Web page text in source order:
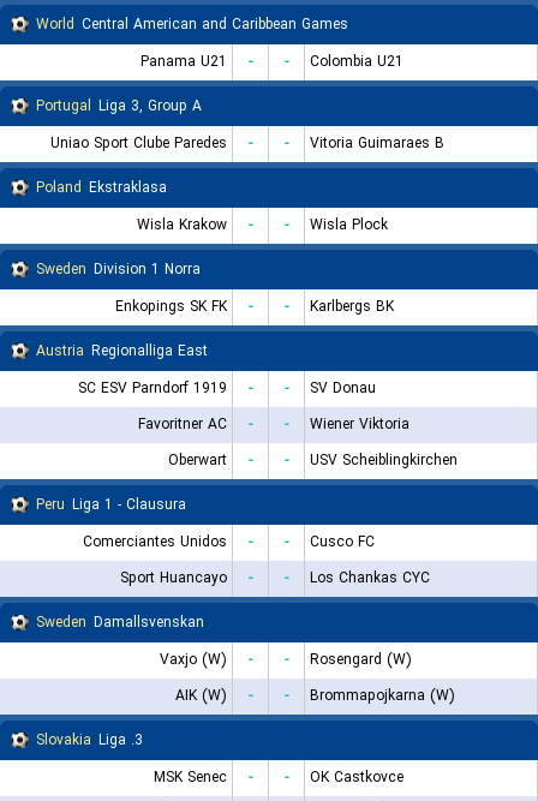
World Central American and Caribbean Games
Panama U21
- -
Colombia U21
Portugal Liga 3, Group A
Uniao Sport Clube Paredes
- -
Vitoria Guimaraes B
Poland Ekstraklasa
Wisla Krakow
- -
Wisla Plock
Sweden Division 1 Norra
Enkopings SK FK
- -
Karlbergs BK
Austria Regionalliga East
SC ESV Parndorf 1919
- -
SV Donau
Favoritner AC
- -
Wiener Viktoria
Oberwart
- -
USV Scheiblingkirchen
Peru Liga 1 - Clausura
Comerciantes Unidos
- -
Cusco FC
Sport Huancayo
- -
Los Chankas CYC
Sweden Damallsvenskan
Vaxjo (W)
- -
Rosengard (W)
AIK (W)
- -
Brommapojkarna (W)
Slovakia
3. Liga
MSK Senec
- -
OK Castkovce